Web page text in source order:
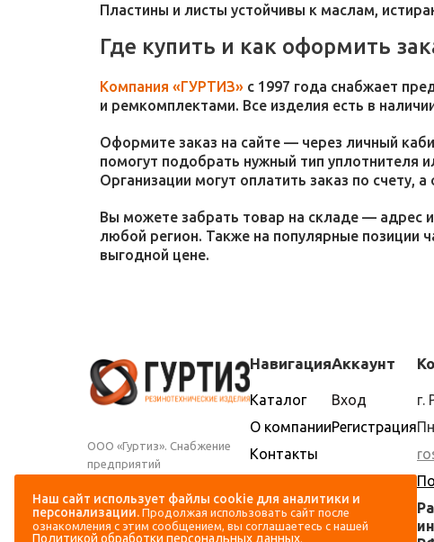
Пластины и листы устойчивы к маслам,
Где купить и как оформить
Компания «ГУРТИЗ» с 1997 года снабжает
и ремкомплектами. Все изделия есть в
Оформите заказ на сайте — через личный
помогут подобрать нужный тип уплотнителя
Организации могут оплатить заказ по счету,
Вы можете забрать товар на складе — адрес
любой регион. Также на популярные позиции
выгодной цене.
ООО «Гуртиз». Снабжение
предприятий
сельского хозяйства
резиновыми техническими
изделиями
Навигация
Каталог
О компании
Контакты
оплата
Аккаунт
Вход
Регистрация
г.
Наш сайт использует файлы cookie для аналитики и
персонализации. Продолжая использовать сайт после
ознакомления с этим сообщением, вы соглашаетесь с нашей
Политикой обработки персональных данных.